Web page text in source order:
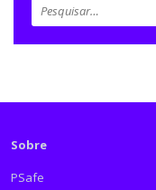
Sobre
PSafe